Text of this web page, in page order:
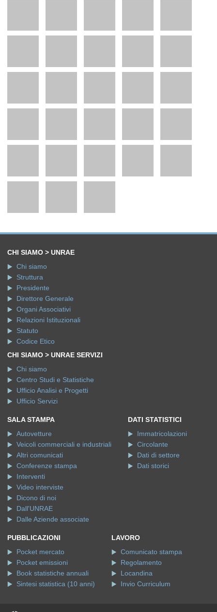
CHI SIAMO > UNRAE
Chi siamo
Struttura
Presidente
Direttore Generale
Organi Associativi
Relazioni Istituzionali
Statuto
Codice Etico
CHI SIAMO > UNRAE SERVIZI
Chi siamo
Centro Studi e Statistiche
Ufficio Analisi e Progetti
Ufficio Servizi
SALA STAMPA
Autovetture
Veicoli commerciali e industriali
Altri comunicati
Conferenze stampa
Interventi
Video interviste
Dicono di noi
Dall'UNRAE
Dalle Aziende associate
DATI STATISTICI
Immatricolazioni
Circolante
Dati di settore
Dati storici
PUBBLICAZIONI
Pocket mercato
Pocket emissioni
Book statistiche annuali
Sintesi statistica (10 anni)
LAVORO
Comunicato stampa
Regolamento
Locandina
Invio Curriculum